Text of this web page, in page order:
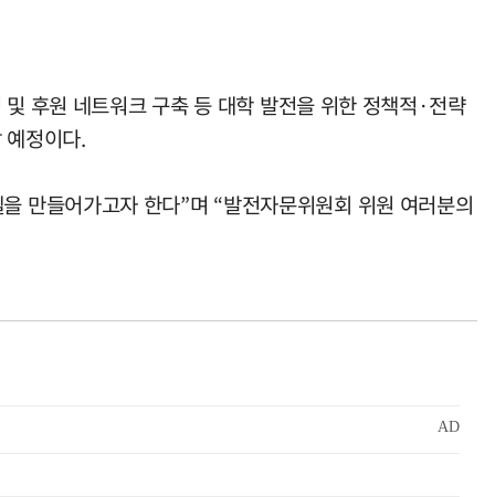
후원 네트워크 구축 등 대학 발전을 위한 정책적·전략
정이다.
만들어가고자 한다”며 “발전자문위원회 위원 여러분의